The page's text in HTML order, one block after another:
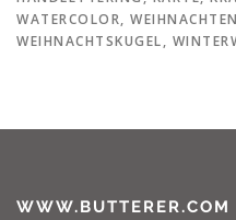
WATERCOLOR, WEIHNACHTEN
WEIHNACHTSKUGEL,
WWW.BUTTERER.COM